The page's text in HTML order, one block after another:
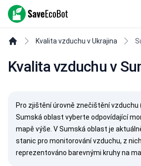
SaveEcoBot
Kvalita vzduchu v Ukrajina
Kvalita vzduchu v
Pro zjištění úrovně znečištění vzduchu
Sumská oblast vyberte odpovídající
mapě výše. V Sumská oblast je
stanic pro monitorování vzduchu, z
reprezentováno barevnými kruhy na